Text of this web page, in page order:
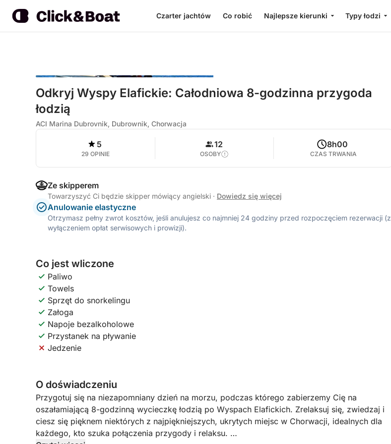
Czarter jachtów Co robić Najlepsze kierunki Typy łodzi
Odkryj Wyspy Elafickie: Całodniowa 8-godzinna przygoda
łodzią
ACI Marina Dubrovnik, Dubrownik, Chorwacja
5
29 OPINIE
12
OSOBY
8h00
CZAS TRWANIA
Ze skipperem
Towarzyszyć Ci będzie skipper mówiący angielski · Dowiedz się więcej
Anulowanie elastyczne
Otrzymasz pełny zwrot kosztów, jeśli anulujesz co najmniej 24 godziny przed rozpoczęciem rezerwacji (z
wyłączeniem opłat serwisowych i prowizji).
Co jest wliczone
Paliwo
Towels
Sprzęt do snorkelingu
Załoga
Napoje bezalkoholowe
Przystanek na pływanie
Jedzenie
O doświadczeniu
Przygotuj się na niezapomniany dzień na morzu, podczas którego zabierzemy Cię na
oszałamiającą 8-godzinną wycieczkę łodzią po Wyspach Elafickich. Zrelaksuj się, zwiedzaj i
ciesz się pięknem niektórych z najpiękniejszych, ukrytych miejsc w Chorwacji, idealnych dla
każdego, kto szuka połączenia przygody i relaksu.